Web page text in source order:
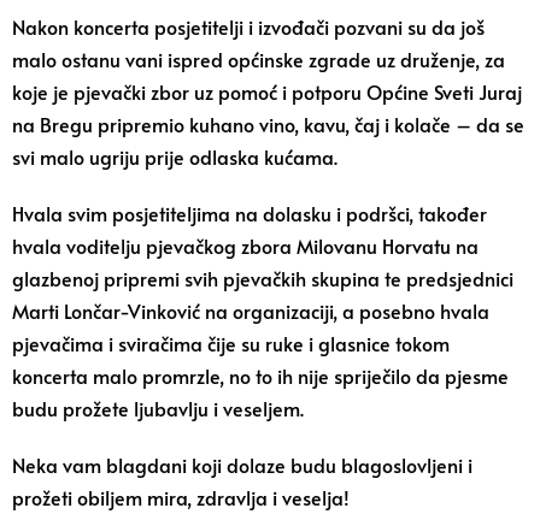
Nakon koncerta posjetitelji i izvođači pozvani su da još
malo ostanu vani ispred općinske zgrade uz druženje, za
koje je pjevački zbor uz pomoć i potporu Općine Sveti Juraj
na Bregu pripremio kuhano vino, kavu, čaj i kolače – da se
svi malo ugriju prije odlaska kućama.
Hvala svim posjetiteljima na dolasku i podršci, također
hvala voditelju pjevačkog zbora Milovanu Horvatu na
glazbenoj pripremi svih pjevačkih skupina te predsjednici
Marti Lončar-Vinković na organizaciji, a posebno hvala
pjevačima i sviračima čije su ruke i glasnice tokom
koncerta malo promrzle, no to ih nije spriječilo da pjesme
budu prožete ljubavlju i veseljem.
Neka vam blagdani koji dolaze budu blagoslovljeni i
prožeti obiljem mira, zdravlja i veselja!